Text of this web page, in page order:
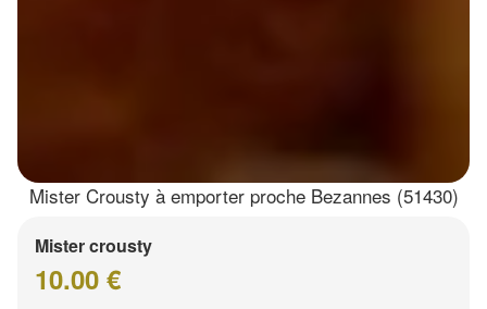
Mister Crousty à emporter proche Bezannes (51430)
Mister crousty
10.00 €